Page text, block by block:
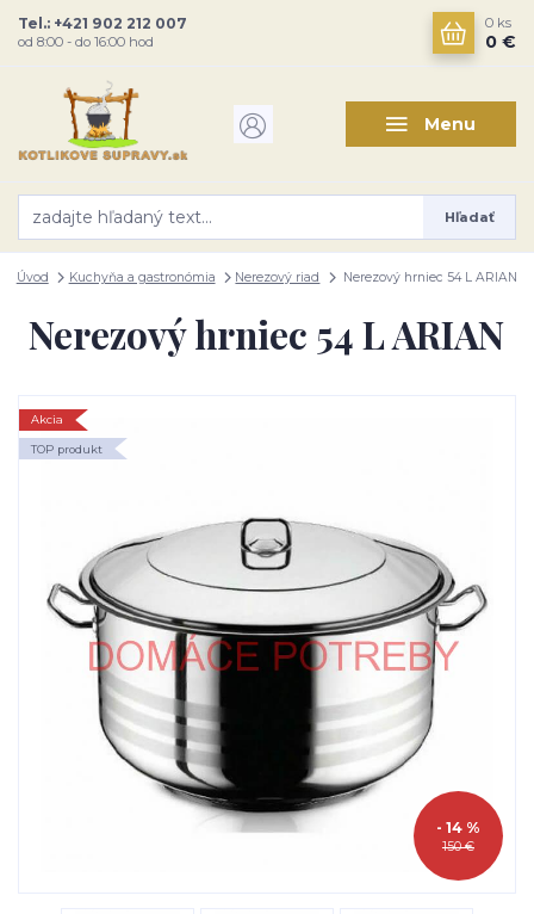
Menu
Hľadať
Tel.: +421 902 212 007
od 8:00 - do 16:00 hod
0 ks
0 €
Úvod Kuchyňa a gastronómia Nerezový riad Nerezový hrniec 54 L ARIAN
Nerezový hrniec 54 L ARIAN
Akcia
TOP produkt
150 €
- 14 %